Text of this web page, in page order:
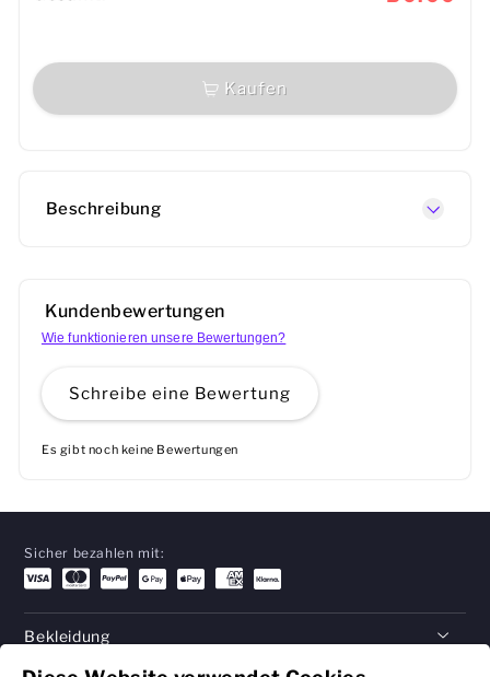
Kaufen
Beschreibung
Kundenbewertungen
Wie funktionieren unsere Bewertungen?
Schreibe eine Bewertung
Es gibt noch keine Bewertungen
Sicher bezahlen mit:
Bekleidung